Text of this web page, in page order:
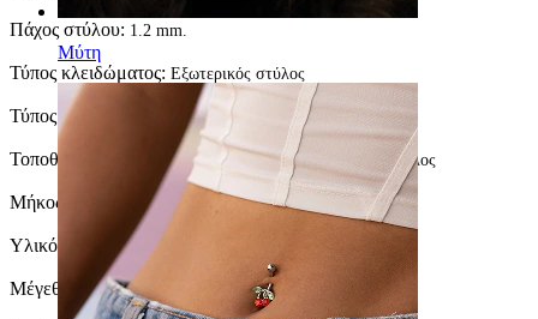
Μύτη
Πάχος στύλου: 1.2 mm.
Τύπος κλειδώματος: Εξωτερικός στύλος
Τύπος σκουλαρικιού: Μπάρα
Τοποθέτηση: Snug, Rook, Φρύδι, Daith, Anti-tragus, Χείλος
Μήκος:
Υλικό: PTFE / Ακρυλικό
Μέγεθος μπίλιας: